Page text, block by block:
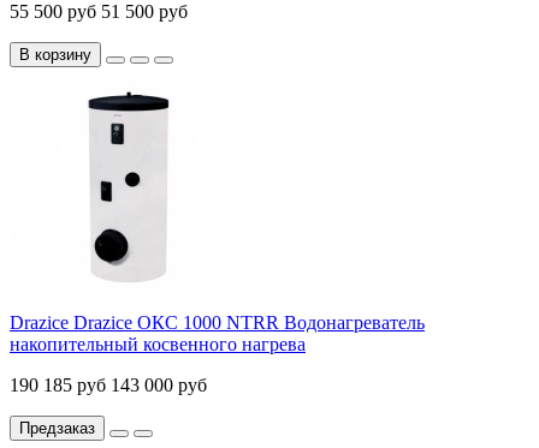
55 500 руб 51 500 руб
В корзину
Drazice Drazice ОКС 1000 NTRR Водонагреватель
накопительный косвенного нагрева
190 185 руб 143 000 руб
Предзаказ